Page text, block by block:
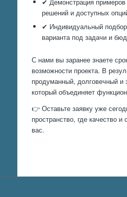
решений и доступных
✔ Индивидуальный
варианта под задачи и
С нами вы заранее знаете
возможности проекта. В
продуманный, долговечный и
который объединяет
👉 Оставьте заявку уже
пространство, где качество
вас.